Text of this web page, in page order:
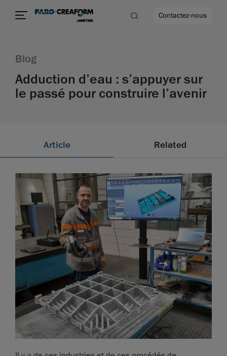
encore
Contactez-nous
Blog
Adduction d’eau : s’appuyer sur
le passé pour construire l’avenir
Article Related